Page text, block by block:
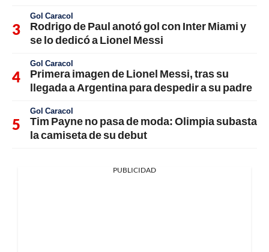
Gol Caracol
Rodrigo de Paul anotó gol con Inter Miami y
se lo dedicó a Lionel Messi
Gol Caracol
Primera imagen de Lionel Messi, tras su
llegada a Argentina para despedir a su padre
Gol Caracol
Tim Payne no pasa de moda: Olimpia subasta
la camiseta de su debut
PUBLICIDAD